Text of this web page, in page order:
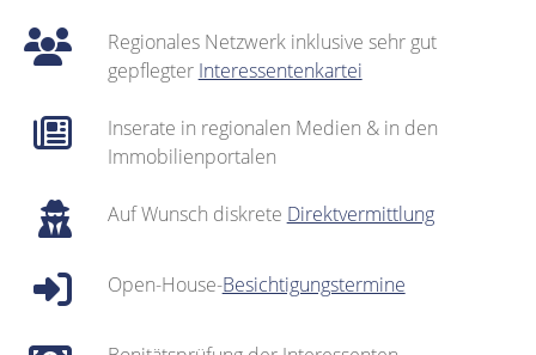
Regionales Netzwerk inklusive sehr gut
gepflegter Interessentenkartei
Inserate in regionalen Medien & in den
Immobilienportalen
Auf Wunsch diskrete Direktvermittlung
Open-House-Besichtigungstermine